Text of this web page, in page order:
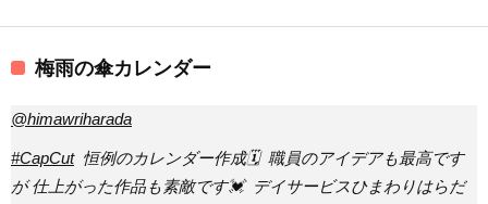
梅雨の傘カレンダー
@himawriharada
#CapCut⁡ 恒例のカレンダー作成🗓️ ⁡ 職員のアイデアも最高です
が 仕上がった作品も素敵です💓 ⁡ デイサービスひまわりはらだ